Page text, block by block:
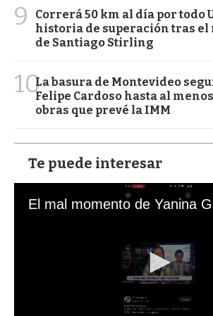
9
Correrá 50 km al día por todo
historia de superación tras el
de Santiago Stirling
10La basura de Montevideo
Felipe Cardoso hasta al
obras que prevé la IMM
Te puede interesar